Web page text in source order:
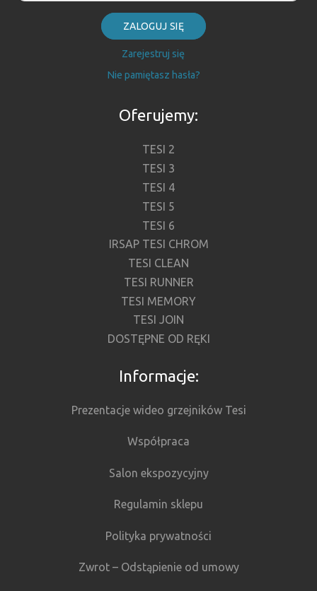
ZALOGUJ SIĘ
Zarejestruj się
Nie pamiętasz hasła?
Oferujemy:
TESI 2
TESI 3
TESI 4
TESI 5
TESI 6
IRSAP TESI CHROM
TESI CLEAN
TESI RUNNER
TESI MEMORY
TESI JOIN
DOSTĘPNE OD RĘKI
Informacje:
Prezentacje wideo grzejników Tesi
Współpraca
Salon ekspozycyjny
Regulamin sklepu
Polityka prywatności
Zwrot – Odstąpienie od umowy